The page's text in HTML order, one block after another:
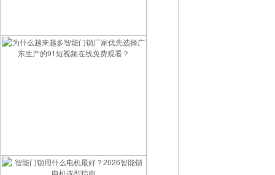
优质的91短视频在线免费观看厂家有哪些？
为什么越来越多智能门锁厂家优先选择广东生产的91短视频在线免费观看？